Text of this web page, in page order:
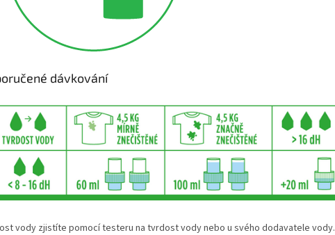
dávkování
vody zjistíte pomocí testeru na tvrdost vody nebo u svého dodavatele vody.